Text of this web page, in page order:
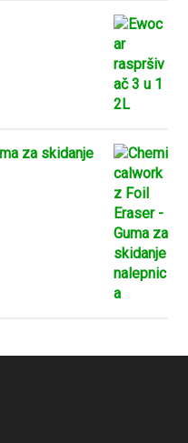
za skidanje